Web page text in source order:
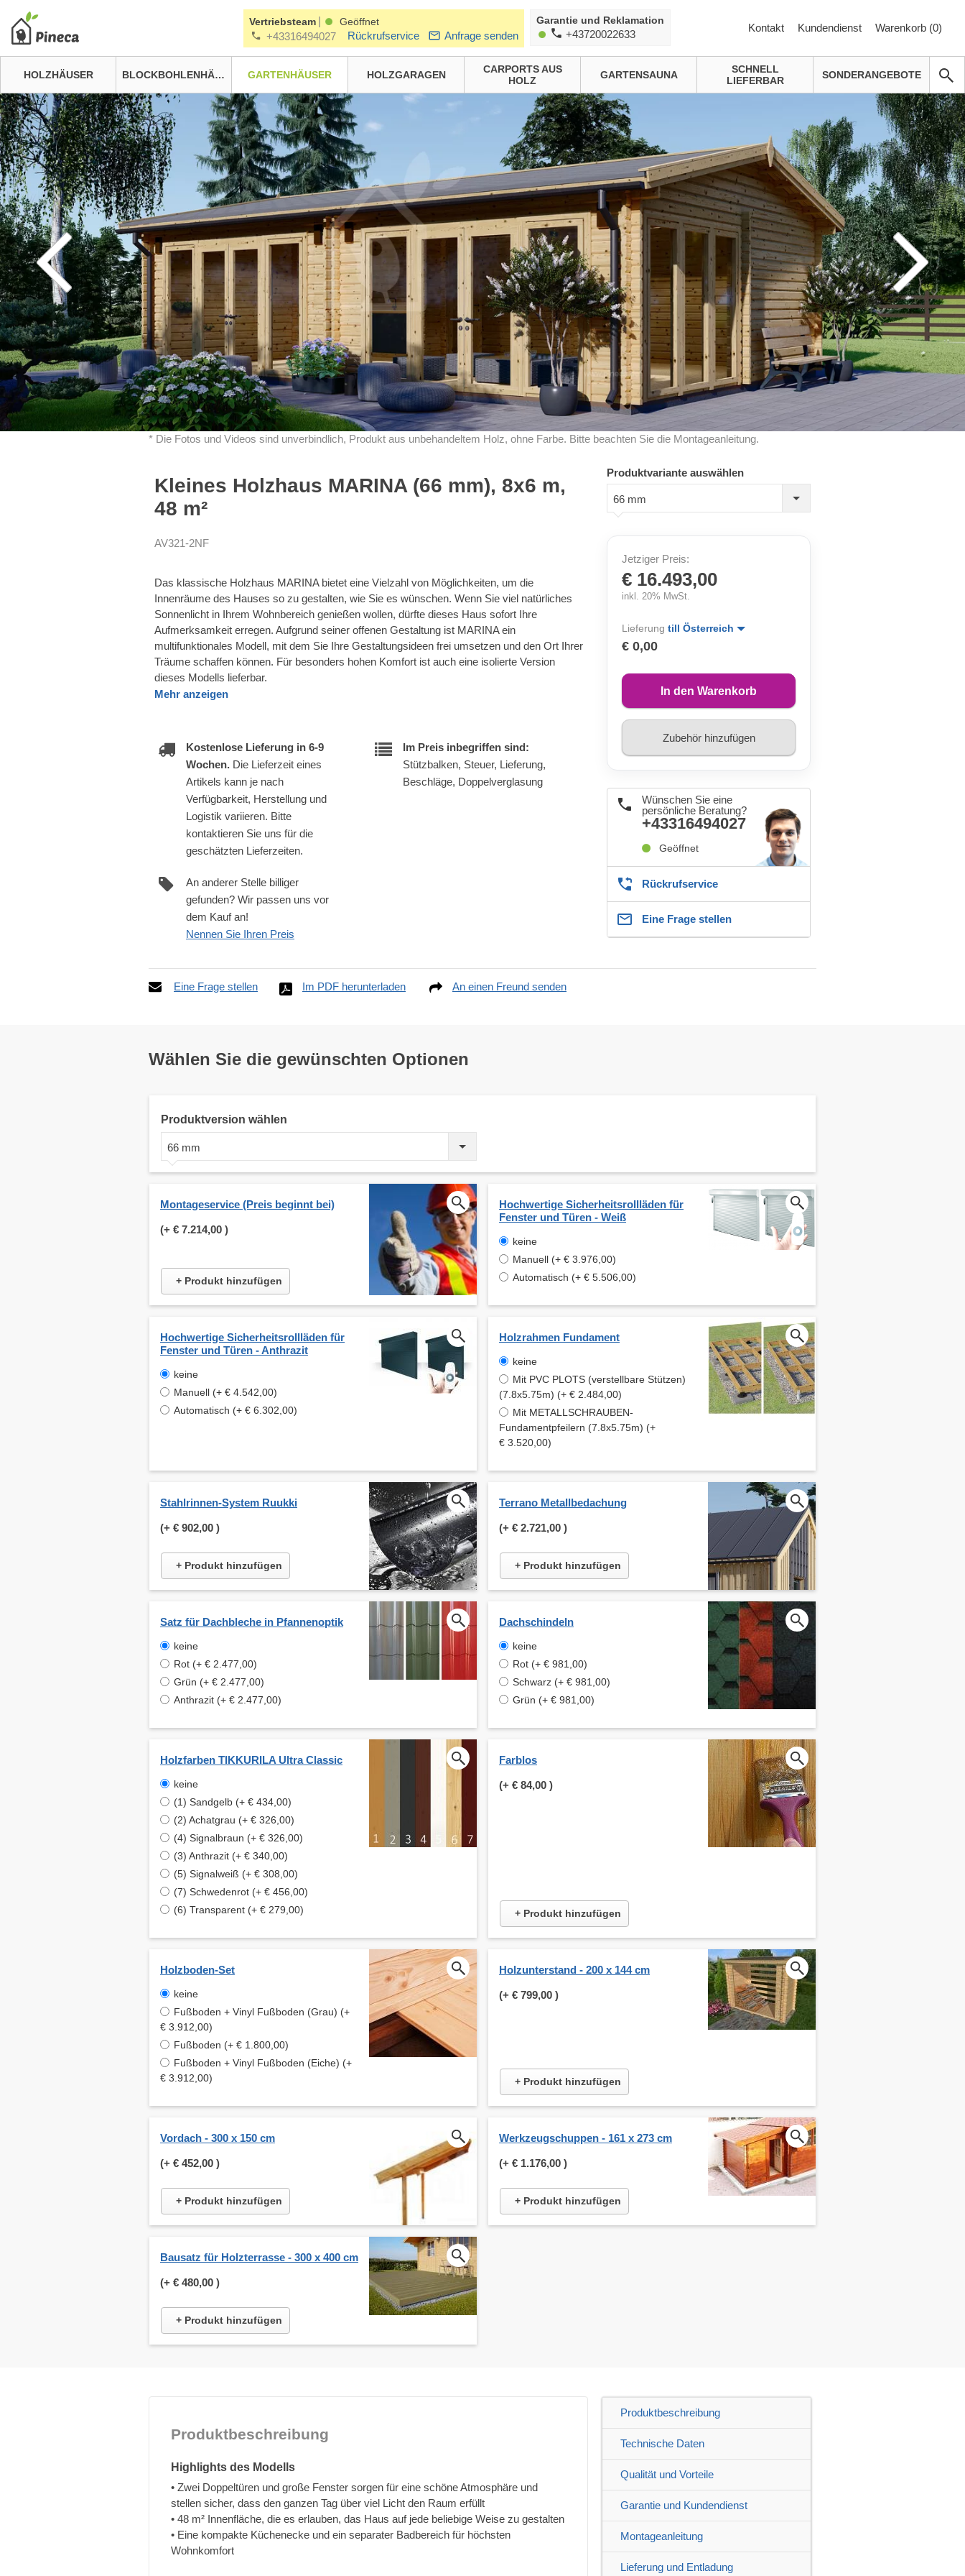
Vertriebsteam Geöffnet
+43316494027 Rückrufservice Anfrage senden
Garantie und Reklamation
+43720022633
Kontakt Kundendienst Warenkorb (0)
HOLZHÄUSER BLOCKBOHLENHÄUSER GARTENHÄUSER HOLZGARAGEN
CARPORTS AUS
HOLZ
GARTENSAUNA
SCHNELL
LIEFERBAR
SONDERANGEBOTE
* Die Fotos und Videos sind unverbindlich, Produkt aus unbehandeltem Holz, ohne Farbe. Bitte beachten Sie die Montageanleitung.
Kleines Holzhaus MARINA (66 mm), 8x6 m,
48 m²
AV321-2NF
Das klassische Holzhaus MARINA bietet eine Vielzahl von Möglichkeiten, um die
Innenräume des Hauses so zu gestalten, wie Sie es wünschen. Wenn Sie viel natürliches
Sonnenlicht in Ihrem Wohnbereich genießen wollen, dürfte dieses Haus sofort Ihre
Aufmerksamkeit erregen. Aufgrund seiner offenen Gestaltung ist MARINA ein
multifunktionales Modell, mit dem Sie Ihre Gestaltungsideen frei umsetzen und den Ort Ihrer
Träume schaffen können. Für besonders hohen Komfort ist auch eine isolierte Version
dieses Modells lieferbar.
Mehr anzeigen
Kostenlose Lieferung in 6-9
Wochen. Die Lieferzeit eines
Artikels kann je nach
Verfügbarkeit, Herstellung und
Logistik variieren. Bitte
kontaktieren Sie uns für die
geschätzten Lieferzeiten.
Im Preis inbegriffen sind:
Stützbalken, Steuer, Lieferung,
Beschläge, Doppelverglasung
An anderer Stelle billiger
gefunden? Wir passen uns vor
dem Kauf an!
Nennen Sie Ihren Preis
Produktvariante auswählen
66 mm
Jetziger Preis:
€ 16.493,00
inkl. 20% MwSt.
Lieferung till Österreich
€ 0,00
In den Warenkorb
Zubehör hinzufügen
Wünschen Sie eine
persönliche Beratung?
+43316494027
Geöffnet
Rückrufservice
Eine Frage stellen
Eine Frage stellen Im PDF herunterladen An einen Freund senden
Wählen Sie die gewünschten Optionen
Produktversion wählen
66 mm
Montageservice (Preis beginnt bei)
(+ € 7.214,00 )
+ Produkt hinzufügen
Hochwertige Sicherheitsrollläden für
Fenster und Türen - Weiß
keine
Manuell (+ € 3.976,00)
Automatisch (+ € 5.506,00)
Hochwertige Sicherheitsrollläden für
Fenster und Türen - Anthrazit
keine
Manuell (+ € 4.542,00)
Automatisch (+ € 6.302,00)
Holzrahmen Fundament
keine
Mit PVC PLOTS (verstellbare Stützen)
(7.8x5.75m) (+ € 2.484,00)
Mit METALLSCHRAUBEN-
Fundamentpfeilern (7.8x5.75m) (+
€ 3.520,00)
Stahlrinnen-System Ruukki
(+ € 902,00 )
+ Produkt hinzufügen
Terrano Metallbedachung
(+ € 2.721,00 )
+ Produkt hinzufügen
Satz für Dachbleche in Pfannenoptik
keine
Rot (+ € 2.477,00)
Grün (+ € 2.477,00)
Anthrazit (+ € 2.477,00)
Dachschindeln
keine
Rot (+ € 981,00)
Schwarz (+ € 981,00)
Grün (+ € 981,00)
Holzfarben TIKKURILA Ultra Classic
keine
(1) Sandgelb (+ € 434,00)
(2) Achatgrau (+ € 326,00)
(4) Signalbraun (+ € 326,00)
(3) Anthrazit (+ € 340,00)
(5) Signalweiß (+ € 308,00)
(7) Schwedenrot (+ € 456,00)
(6) Transparent (+ € 279,00)
Farblos
(+ € 84,00 )
+ Produkt hinzufügen
Holzboden-Set
keine
Fußboden + Vinyl Fußboden (Grau) (+
€ 3.912,00)
Fußboden (+ € 1.800,00)
Fußboden + Vinyl Fußboden (Eiche) (+
€ 3.912,00)
Holzunterstand - 200 x 144 cm
(+ € 799,00 )
+ Produkt hinzufügen
Vordach - 300 x 150 cm
(+ € 452,00 )
+ Produkt hinzufügen
Werkzeugschuppen - 161 x 273 cm
(+ € 1.176,00 )
+ Produkt hinzufügen
Bausatz für Holzterrasse - 300 x 400 cm
(+ € 480,00 )
+ Produkt hinzufügen
Produktbeschreibung
Highlights des Modells
• Zwei Doppeltüren und große Fenster sorgen für eine schöne Atmosphäre und
stellen sicher, dass den ganzen Tag über viel Licht den Raum erfüllt
• 48 m² Innenfläche, die es erlauben, das Haus auf jede beliebige Weise zu gestalten
• Eine kompakte Küchenecke und ein separater Badbereich für höchsten
Wohnkomfort
Produktbeschreibung
Technische Daten
Qualität und Vorteile
Garantie und Kundendienst
Montageanleitung
Lieferung und Entladung